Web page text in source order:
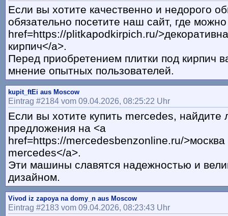
Если вы хотите качественно и недорого
обязательно посетите наш сайт, где
href=https://plitkapodkirpich.ru/
кирпич</a>.
Перед приобретением плитки под кирпич
мнение опытных пользователей.
kupit_ftEi aus Moscow
Eintrag #2184 vom 09.04.2026, 08:25:22 Uhr
Если вы хотите купить mercedes, найдите
предложения на <a
href=https://mercedesbenzonline.ru/
mercedes</a>.
Эти машины славятся надежностью и
дизайном.
Vivod iz zapoya na domy_n aus Moscow
Eintrag #2183 vom 09.04.2026, 08:23:43 Uhr